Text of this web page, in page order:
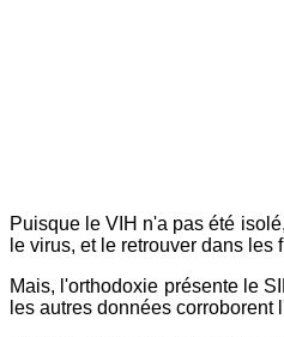
Puisque le VIH n'a pas été
le virus, et le retrouver dans
Mais, l'orthodoxie présente le
les autres données